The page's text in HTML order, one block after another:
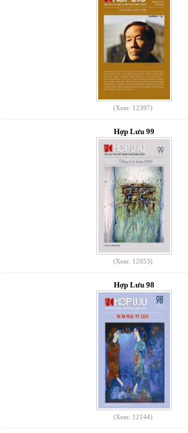
(Xem: 12397)
Hợp Lưu 99
(Xem: 12053)
Hợp Lưu 98
(Xem: 12144)